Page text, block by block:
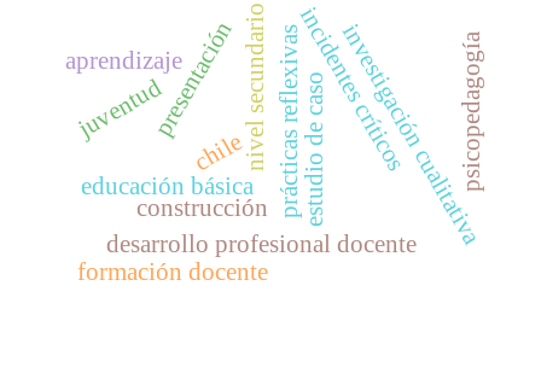
presentación prácticas reflexivasincidentes críticos
desarrollo profesional docente
nivel secundario investigación cualitativa
educación básica
aprendizaje
construcción
psicopedagogía
estudio de caso
formación docente
chile
juventud